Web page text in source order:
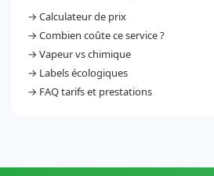
→ Calculateur de prix
→ Combien coûte ce service ?
→ Vapeur vs chimique
→ Labels écologiques
→ FAQ tarifs et prestations